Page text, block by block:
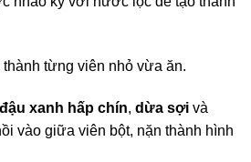
từng viên nhỏ vừa ăn.
đậu xanh hấp chín, dừa sợi và
vào giữa viên bột, nặn thành hình